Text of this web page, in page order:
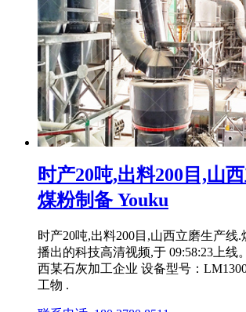
时产20吨,出料200目,山
煤粉制备 Youku
时产20吨,出料200目,山西立磨生产线
播出的科技高清视频,于 09:58:23上线
西某石灰加工企业 设备型号：
工物 .